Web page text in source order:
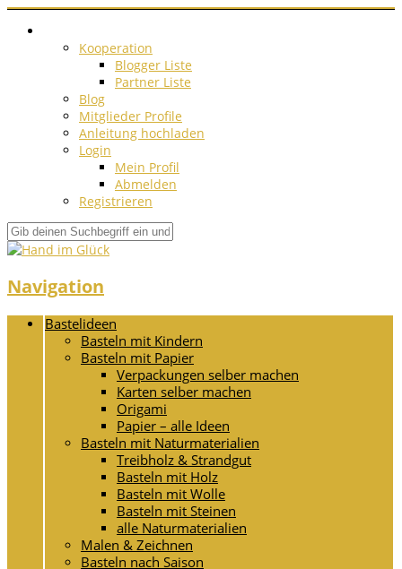
Kooperation
Blogger Liste
Partner Liste
Blog
Mitglieder Profile
Anleitung hochladen
Login
Mein Profil
Abmelden
Registrieren
Navigation
Bastelideen
Basteln mit Kindern
Basteln mit Papier
Verpackungen selber machen
Karten selber machen
Origami
Papier – alle Ideen
Basteln mit Naturmaterialien
Treibholz & Strandgut
Basteln mit Holz
Basteln mit Wolle
Basteln mit Steinen
alle Naturmaterialien
Malen & Zeichnen
Basteln nach Saison